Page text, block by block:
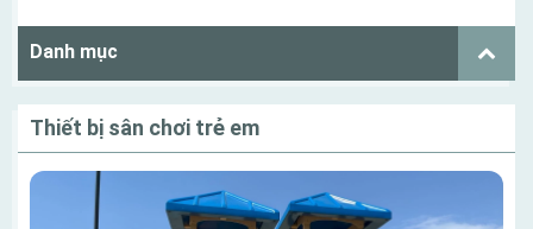
Danh mục
Thiết bị sân chơi trẻ em